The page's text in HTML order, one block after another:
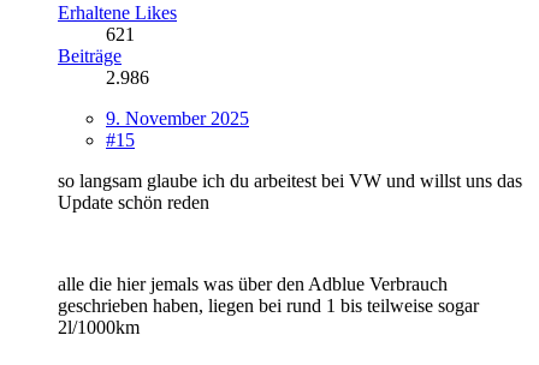
Erhaltene Likes
621
Beiträge
2.986
9. November 2025
#15
so langsam glaube ich du arbeitest bei VW und willst uns das
Update schön reden
alle die hier jemals was über den Adblue Verbrauch
geschrieben haben, liegen bei rund 1 bis teilweise sogar
2l/1000km